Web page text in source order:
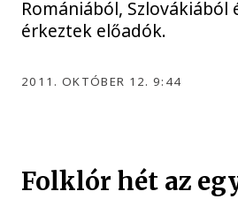
Romániából, Szlovákiából
érkeztek előadók.
2011. OKTÓBER 12. 9:44
Folklór hét az